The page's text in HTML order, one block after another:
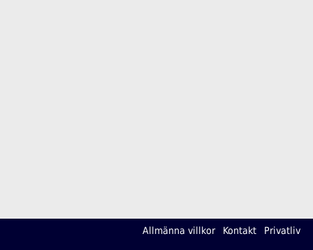
Allmänna villkor Kontakt Privatliv